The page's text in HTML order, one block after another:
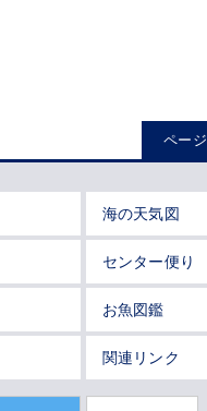
ペー
海の天気図
センター便り
お魚図鑑
関連リンク